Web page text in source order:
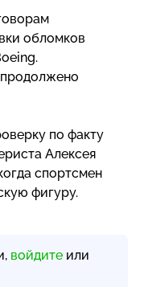
обломков
по факту
Алексея
спортсмен
фигуру.
войдите или